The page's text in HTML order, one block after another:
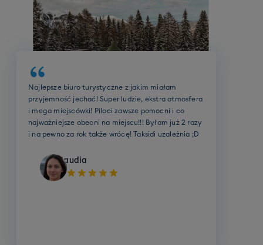
poziomie, poinformujemy Cię o tym przed
wyjazdem. Będziesz wtedy mógł(-a)
dołaczyć do grupy o najbliższym poziomie,
zamienić swoje szkolenie grupowe na 3 godziny
szkolenia indywidualnego, lub zrezygnować ze
szkolenia.
Biuro oraz cała ekipa Taksidi robią MEGA robotę!
Szybki kontakt, dobre ceny, mega miejscówki i
wspaniali ludzie! Byłem z nimi już na paru
wyjazdach zimowych oraz letnich, w tym podczas
wybuchu pandemii i wiem jedno - nie zamieniłbym
Kamil